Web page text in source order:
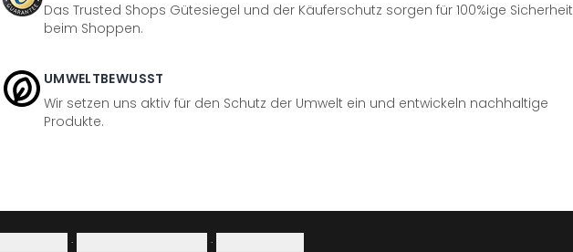
Das Trusted Shops Gütesiegel und der Käuferschutz sorgen für 100%ige Sicherheit
beim Shoppen.
UMWELTBEWUSST
Wir setzen uns aktiv für den Schutz der Umwelt ein und entwickeln nachhaltige
Produkte.
· ·